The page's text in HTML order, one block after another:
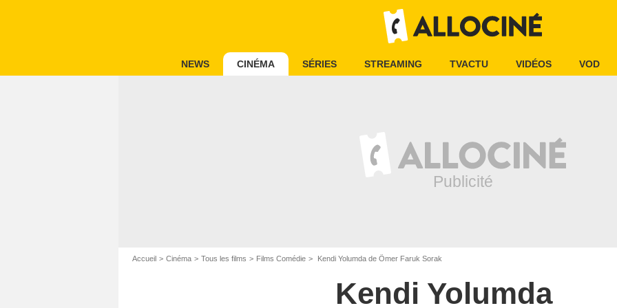
NEWS CINÉMA SÉRIES STREAMING TVACTU VIDÉOS VOD
Accueil Cinéma Tous les films Films Comédie Kendi Yolumda de Ömer Faruk Sorak
Kendi Yolumda